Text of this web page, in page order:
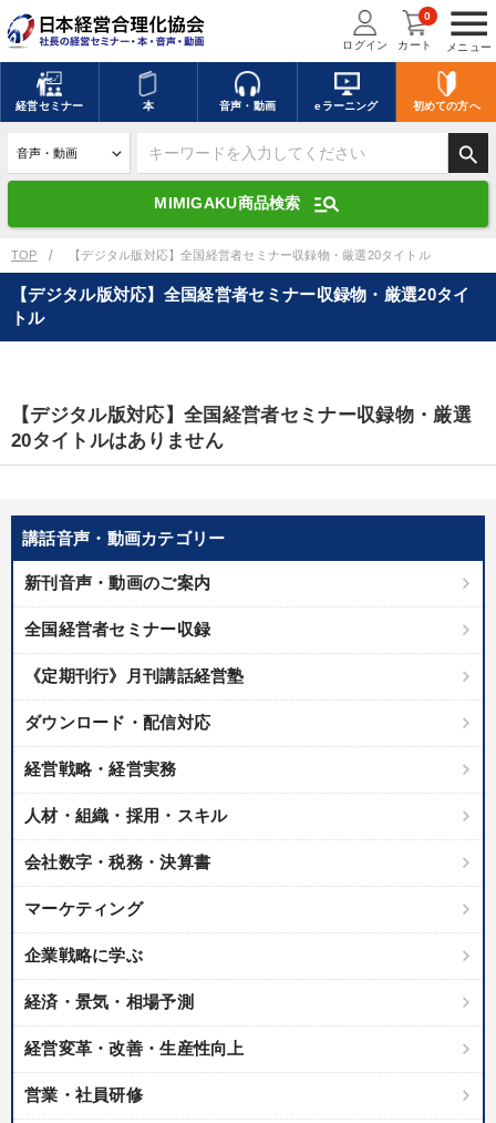
menu
メニュー
ログイン カート
0
経営セミナー 本 音声・動画 eラーニング 初めての方へ
search
MIMIGAKU商品検索 manage_search
キーワードを入力して探す
デジタル版対応のみ検索結果に表示する
search 上記の条件で検索
mic 講演収録物を探す
カテゴリー
リーダーの器量を学ぶ
テーマ
会社のパフォーマンスを高める講話
売上直結の営業力や販売力を獲得する
2026年夏季全国経営者セミナー収録講演ＣＤ・講演ＤＶＤ・デジ
タル版（音声／動画ストリーミング・ダウンロード）
マーケティング 経営戦略・経営実務
業種
TOP 【デジタル版対応】全国経営者セミナー収録物・厳選20タイトル
講話音声・動画カテゴリー
新刊音声・動画のご案内
全国経営者セミナー収録
《定期刊行》月刊講話経営塾
ダウンロード・配信対応
経営戦略・経営実務
人材・組織・採用・スキル
会社数字・税務・決算書
マーケティング
企業戦略に学ぶ
経済・景気・相場予測
経営変革・改善・生産性向上
営業・社員研修
【デジタル版対応】全国経営者セミナー収録物・厳選20タイ
トル
【デジタル版対応】全国経営者セミナー収録物・厳選
20タイトルはありません